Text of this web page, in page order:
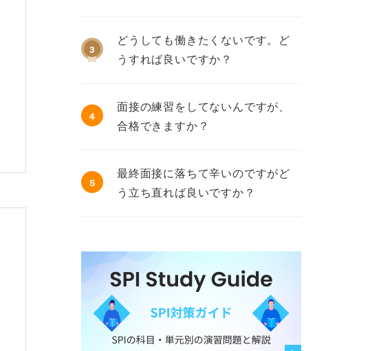
3
どうしても働きたくないです。ど
うすれば良いですか？
4
面接の練習をしてないんですが、
合格できますか？
5
最終面接に落ちて辛いのですがど
う立ち直れば良いですか？